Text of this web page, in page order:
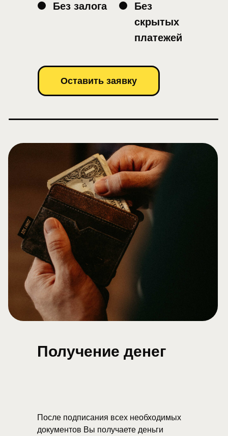
Оставить заявку
Без залога
Без
скрытых
платежей
После подписания всех необходимых
документов Вы получаете деньги
Получение денег